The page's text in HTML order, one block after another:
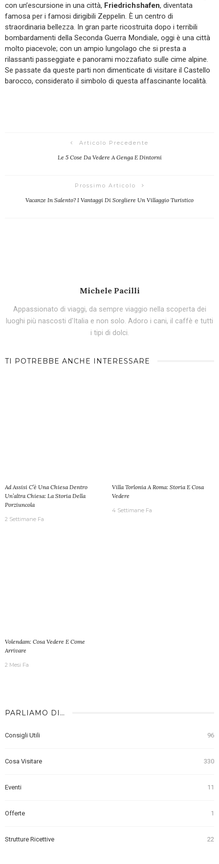
con un’escursione in una città, Friedrichshafen, diventata
famosa per i famosi dirigibili Zeppelin. È un centro di
straordinaria bellezza. In gran parte ricostruita dopo i terribili
bombardamenti della Seconda Guerra Mondiale, oggi è una città
molto piacevole; con un ampio lungolago che si presta a
rilassanti passeggiate e panorami mozzafiato sulle cime alpine.
Se passate da queste parti non dimenticate di visitare il Castello
barocco, considerato il simbolo di questa affascinante località.
Articolo Precedente
Le 5 Cose Da Vedere A Genga E Dintorni
Prossimo Articolo
Vacanze In Salento? I Vantaggi Di Scegliere Un Villaggio Turistico
Michele Pacilli
Appassionato di viaggi, da sempre viaggio nella scoperta dei
luoghi più nascosti d'Italia e non solo. Adoro i cani, il caffè e tutti
i tipi di dolci.
TI POTREBBE ANCHE INTERESSARE
Ad Assisi C’è Una Chiesa Dentro
Un’altra Chiesa: La Storia Della
Porziuncola
2 Settimane Fa
Villa Torlonia A Roma: Storia E Cosa
Vedere
4 Settimane Fa
Volendam: Cosa Vedere E Come
Arrivare
2 Mesi Fa
PARLIAMO DI…
Consigli Utili 96
Cosa Visitare 330
Eventi 11
Offerte 1
Strutture Ricettive 22